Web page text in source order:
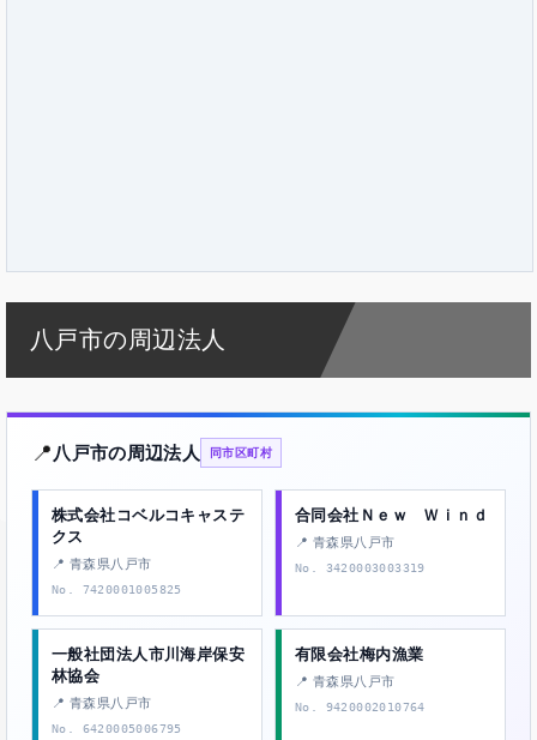
八戸市の周辺法人
📍 八戸市の周辺法人 同市区町村
株式会社コベルコキャステ
クス
📍 青森県八戸市
No. 7420001005825
合同会社Ｎｅｗ Ｗｉｎｄ
📍 青森県八戸市
No. 3420003003319
一般社団法人市川海岸保安
林協会
📍 青森県八戸市
No. 6420005006795
有限会社梅内漁業
📍 青森県八戸市
No. 9420002010764